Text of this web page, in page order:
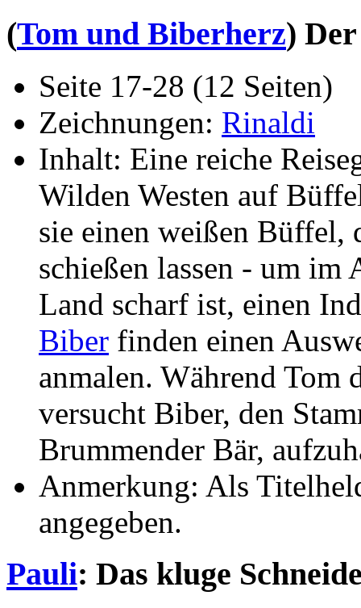
(Tom und Biberherz)
Seite 17-28 (12 Seiten)
Zeichnungen: Rinaldi
Inhalt: Eine reiche
Wilden Westen auf
sie einen weißen Büffel,
schießen lassen - um
Land scharf ist, einen
Biber finden einen
anmalen. Während Tom
versucht Biber, den
Brummender Bär,
Anmerkung: Als
angegeben.
Pauli: Das kluge